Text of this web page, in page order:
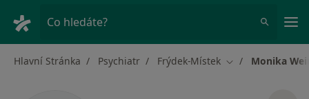
Co hledáte?
Hlavní Stránka Psychiatr Frýdek-Místek Změna města
Monika